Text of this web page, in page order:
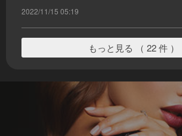
2022/11/15 05:19
もっと見る （ 22 件 ）